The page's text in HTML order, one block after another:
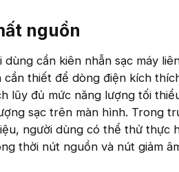
nguồn​
cần kiên nhẫn sạc máy
thiết để dòng điện kích
lũy đủ mức năng lượng tối
sạc trên màn hình. Trong
người dùng có thể thử thực
thời nút nguồn và nút giảm